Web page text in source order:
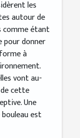
les
autour de
comme étant
pour donner
à
vont au-
cette
Une
bouleau est